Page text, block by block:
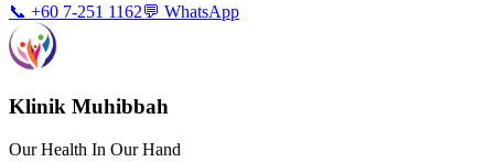
📞 +60 7-251 1162💬 WhatsApp
Klinik Muhibbah
Our Health In Our Hand